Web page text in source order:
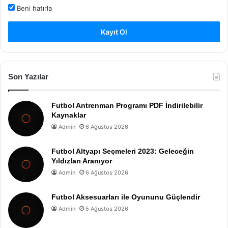
Beni hatırla
Kayıt Ol
Son Yazılar
Futbol Antrenman Programı PDF İndirilebilir
Kaynaklar
Admin 6 Ağustos 2026
Futbol Altyapı Seçmeleri 2023: Geleceğin
Yıldızları Aranıyor
Admin 6 Ağustos 2026
Futbol Aksesuarları ile Oyununu Güçlendir
Admin 5 Ağustos 2026